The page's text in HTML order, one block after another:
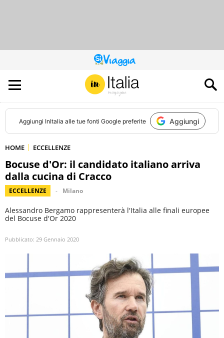
QUESTO
SITO
CONTRIBUISCE
ALL’AUDIENCE
DI
Aggiungi InItalia alle tue fonti Google preferite Aggiungi
HOME ECCELLENZE
Bocuse d'Or: il candidato italiano arriva
dalla cucina di Cracco
ECCELLENZE Milano
Alessandro Bergamo rappresenterà l'Italia alle finali europee
del Bocuse d'Or 2020
Pubblicato: 29 Gennaio 2020